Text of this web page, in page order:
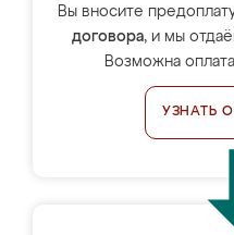
Вы вносите
договора, и мы
Возможна
УЗНАТЬ